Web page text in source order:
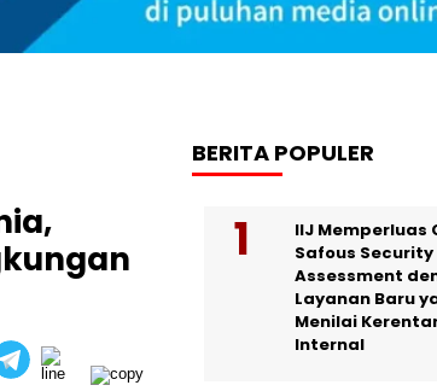
BERITA POPULER
IIJ Memperluas
Safous Security
Assessment
Layanan Baru
Menilai
Internal